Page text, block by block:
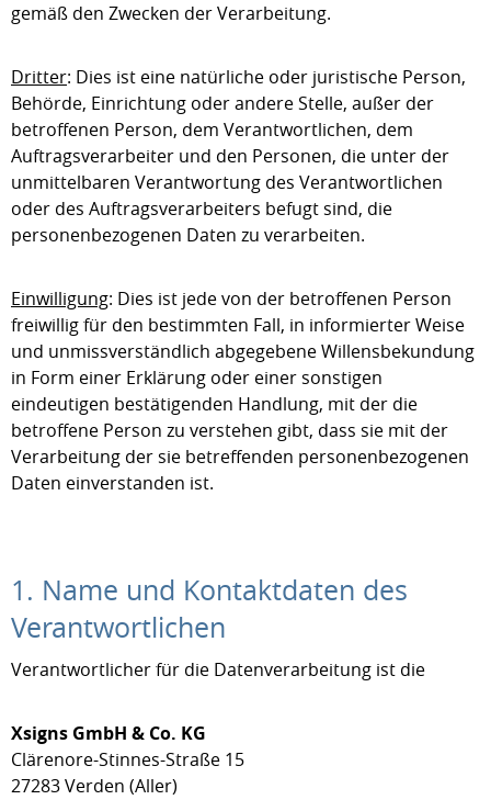
gemäß den Zwecken der Verarbeitung.
Dritter: Dies ist eine natürliche oder juristische Person,
Behörde, Einrichtung oder andere Stelle, außer der
betroffenen Person, dem Verantwortlichen, dem
Auftragsverarbeiter und den Personen, die unter der
unmittelbaren Verantwortung des Verantwortlichen
oder des Auftragsverarbeiters befugt sind, die
personenbezogenen Daten zu verarbeiten.
Einwilligung: Dies ist jede von der betroffenen Person
freiwillig für den bestimmten Fall, in informierter Weise
und unmissverständlich abgegebene Willensbekundung
in Form einer Erklärung oder einer sonstigen
eindeutigen bestätigenden Handlung, mit der die
betroffene Person zu verstehen gibt, dass sie mit der
Verarbeitung der sie betreffenden personenbezogenen
Daten einverstanden ist.
1. Name und Kontaktdaten des
Verantwortlichen
Verantwortlicher für die Datenverarbeitung ist die
Xsigns GmbH & Co. KG
Clärenore-Stinnes-Straße 15
27283 Verden (Aller)